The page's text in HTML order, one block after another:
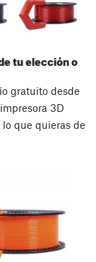
tu eleccióno
gratuito desde
3D
lo que quieras de